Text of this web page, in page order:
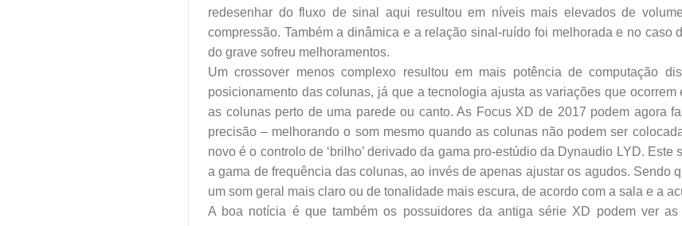
redesenhar do fluxo de sinal aqui resultou em níveis mais elevados de
compressão. Também a dinâmica e a relação sinal-ruído foi melhorada e no caso
do grave sofreu melhoramentos.
Um crossover menos complexo resultou em mais potência de computação
posicionamento das colunas, já que a tecnologia ajusta as variações que
as colunas perto de uma parede ou canto. As Focus XD de 2017 podem agora
precisão – melhorando o som mesmo quando as colunas não podem ser
novo é o controlo de ‘brilho’ derivado da gama pro-estúdio da Dynaudio LYD. Este
a gama de frequência das colunas, ao invés de apenas ajustar os agudos. Sendo
um som geral mais claro ou de tonalidade mais escura, de acordo com a sala e a
A boa notícia é que também os possuidores da antiga série XD podem ver